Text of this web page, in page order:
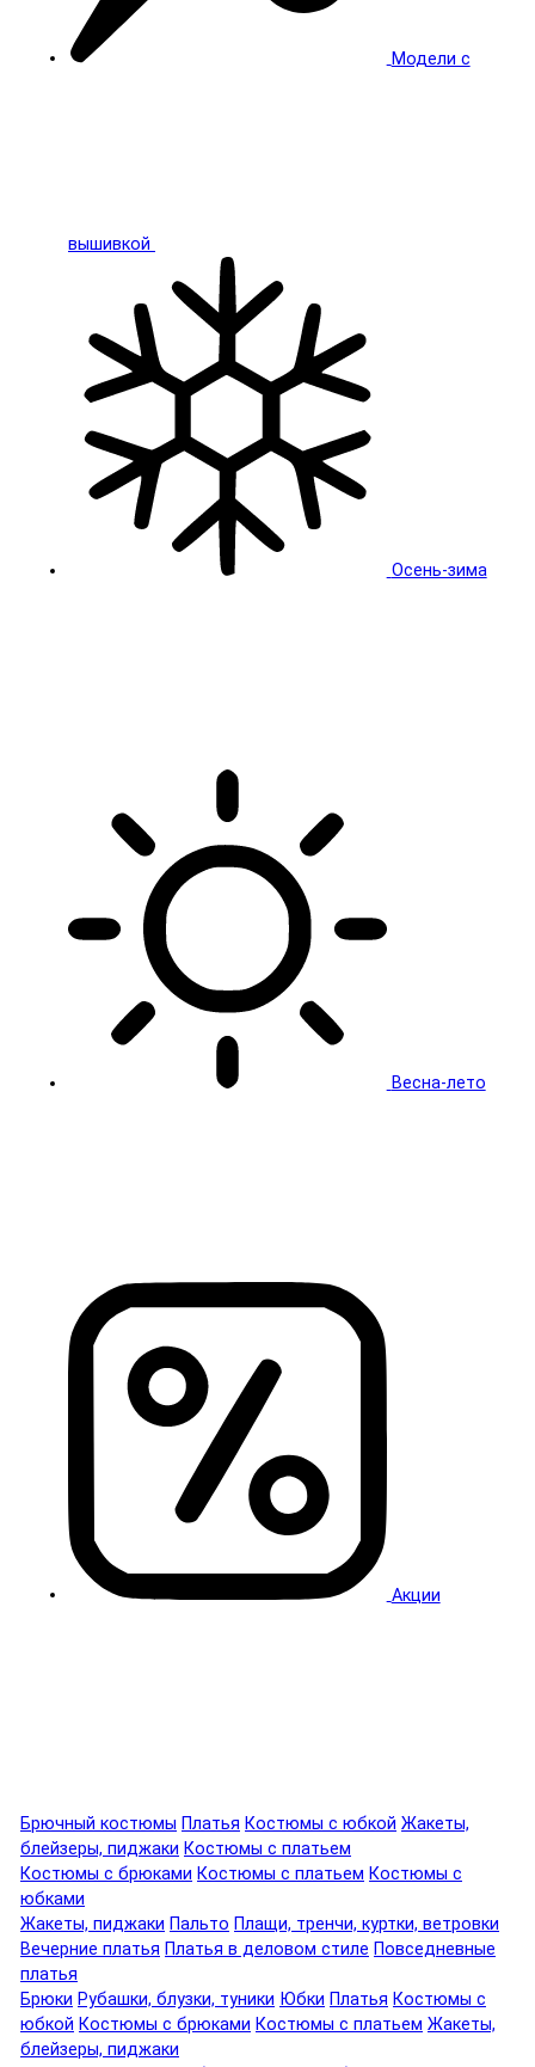
Модели с
вышивкой
Осень-зима
Весна-лето
Акции
Брючный костюмы Платья Костюмы с юбкой Жакеты,
блейзеры, пиджаки Костюмы с платьем
Костюмы с брюками Костюмы с платьем Костюмы с
юбками
Жакеты, пиджаки Пальто Плащи, тренчи, куртки, ветровки
Вечерние платья Платья в деловом стиле Повседневные
платья
Брюки Рубашки, блузки, туники Юбки Платья Костюмы с
юбкой Костюмы с брюками Костюмы с платьем Жакеты,
блейзеры, пиджаки